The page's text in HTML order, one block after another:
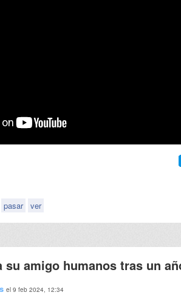
pasar ver
su amigo humanos tras un
el 9 feb 2024, 12:34